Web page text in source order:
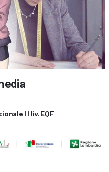
III liv. EQF